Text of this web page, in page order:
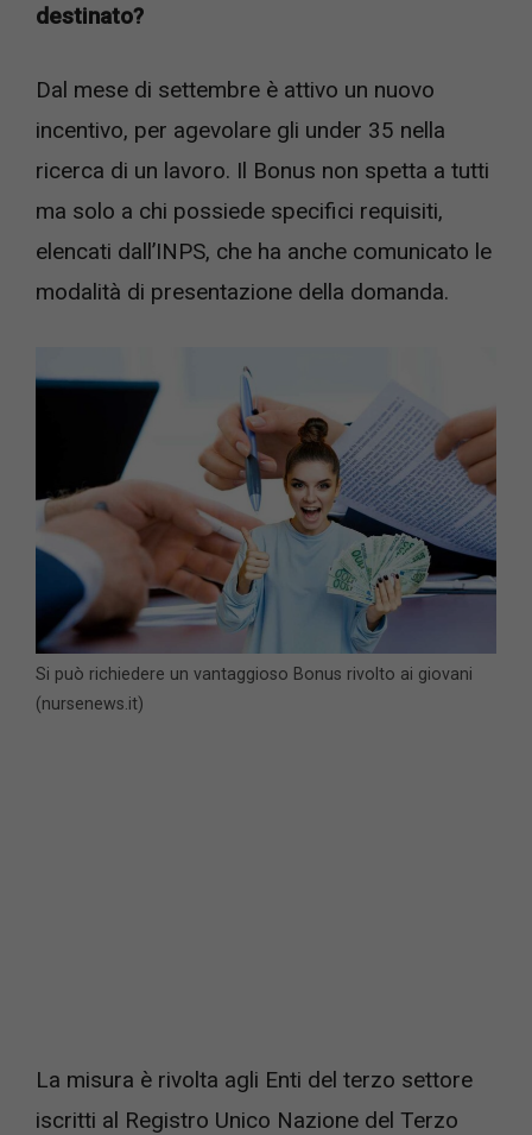
destinato?
Dal mese di settembre è attivo un nuovo
incentivo, per agevolare gli under 35 nella
ricerca di un lavoro. Il Bonus non spetta a tutti
ma solo a chi possiede specifici requisiti,
elencati dall’INPS, che ha anche comunicato le
modalità di presentazione della domanda.
Si può richiedere un vantaggioso Bonus rivolto ai giovani
(nursenews.it)
La misura è rivolta agli Enti del terzo settore
iscritti al Registro Unico Nazione del Terzo